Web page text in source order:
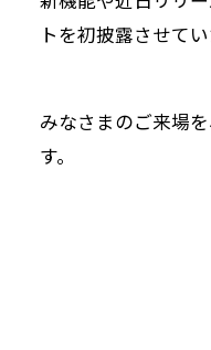
トを初披露させてい
みなさまのご来場
す。